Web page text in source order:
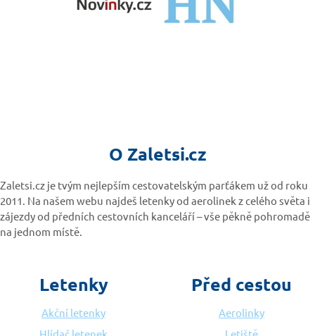
O Zaletsi.cz
Zaletsi.cz je tvým nejlepším cestovatelským parťákem už od roku
2011. Na našem webu najdeš letenky od aerolinek z celého světa i
zájezdy od předních cestovních kanceláří – vše pěkně pohromadě
na jednom místě.
Letenky
Akční letenky
Před cestou
Aerolinky